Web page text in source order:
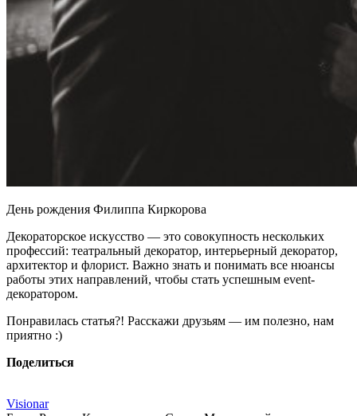
День рождения Филиппа Киркорова
Декораторское искусство — это совокупность нескольких
профессий: театральный декоратор, интерьерный декоратор,
архитектор и флорист. Важно знать и понимать все нюансы
работы этих направлений, чтобы стать успешным event-
декоратором.
Понравилась статья?! Расскажи друзьям — им полезно, нам
приятно :)
Поделиться
Visionar